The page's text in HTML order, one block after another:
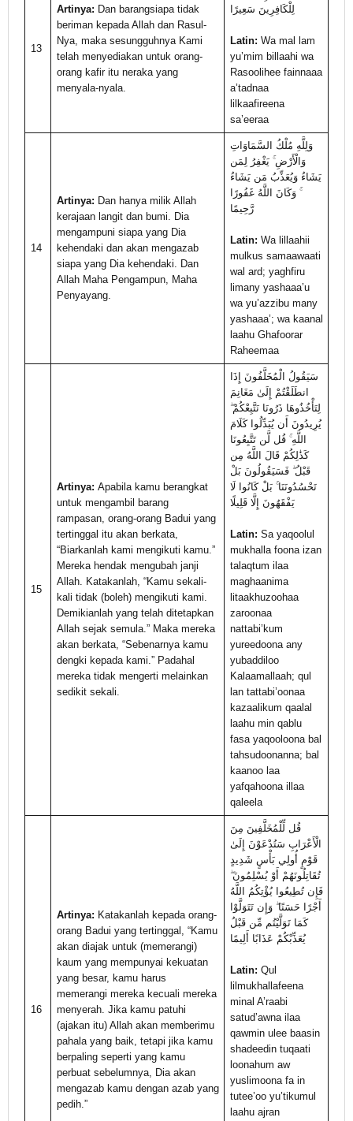
13
Artinya: Dan barangsiapa tidak
beriman kepada Allah dan Rasul-
Nya, maka sesungguhnya Kami
telah menyediakan untuk orang-
orang kafir itu neraka yang
menyala-nyala.
لِلْكَافِرِينَ سَعِيرًا
Latin: Wa mal lam
yu’mim billaahi wa
Rasoolihee fainnaaa
a’tadnaa
lilkaafireena
sa’eeraa
14
Artinya: Dan hanya milik Allah
kerajaan langit dan bumi. Dia
mengampuni siapa yang Dia
kehendaki dan akan mengazab
siapa yang Dia kehendaki. Dan
Allah Maha Pengampun, Maha
Penyayang.
وَلِلَّهِ مُلْكُ السَّمَاوَاتِ
وَالْأَرْضِ ۚ يَغْفِرُ لِمَن
يَشَاءُ وَيُعَذِّبُ مَن يَشَاءُ
ۚ وَكَانَ اللَّهُ غَفُورًا
رَّحِيمًا
Latin: Wa lillaahii
mulkus samaawaati
wal ard; yaghfiru
limany yashaaa’u
wa yu’azzibu many
yashaaa’; wa kaanal
laahu Ghafoorar
Raheemaa
15
Artinya: Apabila kamu berangkat
untuk mengambil barang
rampasan, orang-orang Badui yang
tertinggal itu akan berkata,
“Biarkanlah kami mengikuti kamu.”
Mereka hendak mengubah janji
Allah. Katakanlah, “Kamu sekali-
kali tidak (boleh) mengikuti kami.
Demikianlah yang telah ditetapkan
Allah sejak semula.” Maka mereka
akan berkata, “Sebenarnya kamu
dengki kepada kami.” Padahal
mereka tidak mengerti melainkan
sedikit sekali.
سَيَقُولُ الْمُخَلَّفُونَ إِذَا
انطَلَقْتُمْ إِلَىٰ مَغَانِمَ
لِتَأْخُذُوهَا ذَرُونَا نَتَّبِعْكُمْ ۖ
يُرِيدُونَ أَن يُبَدِّلُوا كَلَامَ
اللَّهِ ۚ قُل لَّن تَتَّبِعُونَا
كَذَٰلِكُمْ قَالَ اللَّهُ مِن
قَبْلُ ۖ فَسَيَقُولُونَ بَلْ
تَحْسُدُونَنَا ۚ بَلْ كَانُوا لَا
يَفْقَهُونَ إِلَّا قَلِيلًا
Latin: Sa yaqoolul
mukhalla foona izan
talaqtum ilaa
maghaanima
litaakhuzoohaa
zaroonaa
nattabi’kum
yureedoona any
yubaddiloo
Kalaamallaah; qul
lan tattabi’oonaa
kazaalikum qaalal
laahu min qablu
fasa yaqooloona bal
tahsudoonanna; bal
kaanoo laa
yafqahoona illaa
qaleela
16
Artinya: Katakanlah kepada orang-
orang Badui yang tertinggal, “Kamu
akan diajak untuk (memerangi)
kaum yang mempunyai kekuatan
yang besar, kamu harus
memerangi mereka kecuali mereka
menyerah. Jika kamu patuhi
(ajakan itu) Allah akan memberimu
pahala yang baik, tetapi jika kamu
berpaling seperti yang kamu
perbuat sebelumnya, Dia akan
mengazab kamu dengan azab yang
pedih.”
قُل لِّلْمُخَلَّفِينَ مِنَ
الْأَعْرَابِ سَتُدْعَوْنَ إِلَىٰ
قَوْمٍ أُولِي بَأْسٍ شَدِيدٍ
تُقَاتِلُونَهُمْ أَوْ يُسْلِمُونَ ۖ
فَإِن تُطِيعُوا يُؤْتِكُمُ اللَّهُ
أَجْرًا حَسَنًا ۖ وَإِن تَتَوَلَّوْا
كَمَا تَوَلَّيْتُم مِّن قَبْلُ
يُعَذِّبْكُمْ عَذَابًا أَلِيمًا
Latin: Qul
lilmukhallafeena
minal A’raabi
satud’awna ilaa
qawmin ulee baasin
shadeedin tuqaati
loonahum aw
yuslimoona fa in
tutee’oo yu’tikumul
laahu ajran